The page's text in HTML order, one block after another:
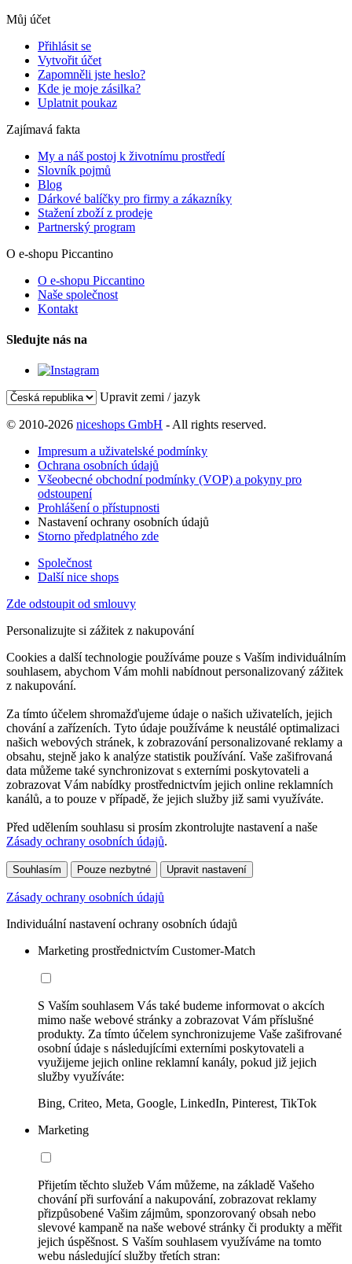
Můj účet
Přihlásit se
Vytvořit účet
Zapomněli jste heslo?
Kde je moje zásilka?
Uplatnit poukaz
Zajímavá fakta
My a náš postoj k životnímu prostředí
Slovník pojmů
Blog
Dárkové balíčky pro firmy a zákazníky
Stažení zboží z prodeje
Partnerský program
O e-shopu Piccantino
O e-shopu Piccantino
Naše společnost
Kontakt
Sledujte nás na
Upravit zemi / jazyk
© 2010-2026 niceshops GmbH - All rights reserved.
Impresum a uživatelské podmínky
Ochrana osobních údajů
Všeobecné obchodní podmínky (VOP) a pokyny pro
odstoupení
Prohlášení o přístupnosti
Nastavení ochrany osobních údajů
Storno předplatného zde
Společnost
Další nice shops
Zde odstoupit od smlouvy
Personalizujte si zážitek z nakupování
Cookies a další technologie používáme pouze s Vaším individuálním
souhlasem, abychom Vám mohli nabídnout personalizovaný zážitek
z nakupování.
Za tímto účelem shromažďujeme údaje o našich uživatelích, jejich
chování a zařízeních. Tyto údaje používáme k neustálé optimalizaci
našich webových stránek, k zobrazování personalizované reklamy a
obsahu, stejně jako k analýze statistik používání. Vaše zašifrovaná
data můžeme také synchronizovat s externími poskytovateli a
zobrazovat Vám nabídky prostřednictvím jejich online reklamních
kanálů, a to pouze v případě, že jejich služby již sami využíváte.
Před udělením souhlasu si prosím zkontrolujte nastavení a naše
Zásady ochrany osobních údajů.
Souhlasím Pouze nezbytné Upravit nastavení
Zásady ochrany osobních údajů
Individuální nastavení ochrany osobních údajů
Marketing prostřednictvím Customer-Match
S Vaším souhlasem Vás také budeme informovat o akcích
mimo naše webové stránky a zobrazovat Vám příslušné
produkty. Za tímto účelem synchronizujeme Vaše zašifrované
osobní údaje s následujícími externími poskytovateli a
využijeme jejich online reklamní kanály, pokud již jejich
služby využíváte:
Bing, Criteo, Meta, Google, LinkedIn, Pinterest, TikTok
Marketing
Přijetím těchto služeb Vám můžeme, na základě Vašeho
chování při surfování a nakupování, zobrazovat reklamy
přizpůsobené Vašim zájmům, sponzorovaný obsah nebo
slevové kampaně na naše webové stránky či produkty a měřit
jejich úspěšnost. S Vaším souhlasem využíváme na tomto
webu následující služby třetích stran: